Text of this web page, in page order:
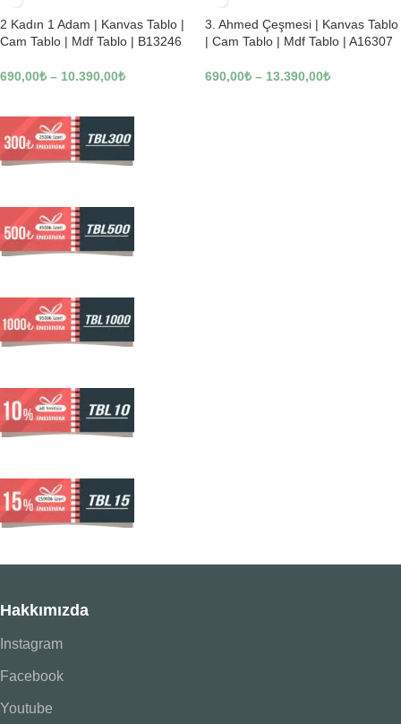
2 Kadın 1 Adam | Kanvas Tablo |
Cam Tablo | Mdf Tablo | B13246
690,00₺ – 10.390,00₺
3. Ahmed Çeşmesi | Kanvas Tablo
| Cam Tablo | Mdf Tablo | A16307
690,00₺ – 13.390,00₺
Hakkımızda
Instagram
Facebook
Youtube